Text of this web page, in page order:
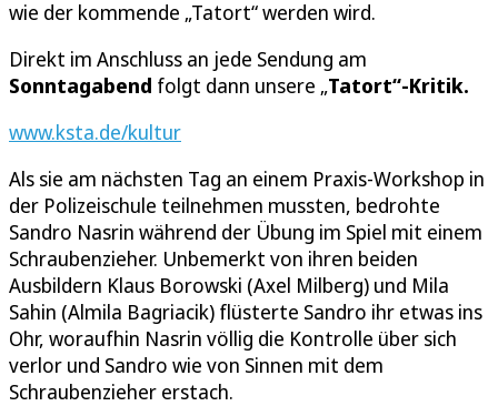
wie der kommende „Tatort“ werden wird.
Direkt im Anschluss an jede Sendung am
Sonntagabend folgt dann unsere „Tatort“-Kritik.
www.ksta.de/kultur
Als sie am nächsten Tag an einem Praxis-Workshop in
der Polizeischule teilnehmen mussten, bedrohte
Sandro Nasrin während der Übung im Spiel mit einem
Schraubenzieher. Unbemerkt von ihren beiden
Ausbildern Klaus Borowski (Axel Milberg) und Mila
Sahin (Almila Bagriacik) flüsterte Sandro ihr etwas ins
Ohr, woraufhin Nasrin völlig die Kontrolle über sich
verlor und Sandro wie von Sinnen mit dem
Schraubenzieher erstach.